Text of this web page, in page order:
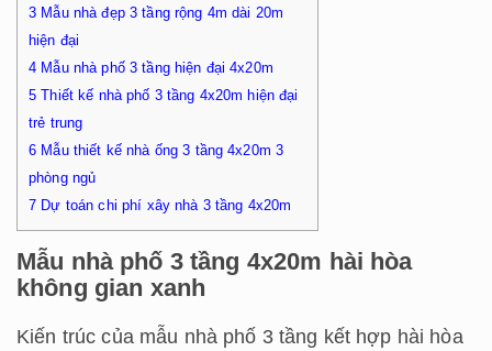
3 Mẫu nhà đẹp 3 tầng rộng 4m dài 20m
hiện đại
4 Mẫu nhà phố 3 tầng hiện đại 4x20m
5 Thiết kế nhà phố 3 tầng 4x20m hiện đại
trẻ trung
6 Mẫu thiết kế nhà ống 3 tầng 4x20m 3
phòng ngủ
7 Dự toán chi phí xây nhà 3 tầng 4x20m
Mẫu nhà phố 3 tầng 4x20m hài hòa
không gian xanh
Kiến trúc của mẫu nhà phố 3 tầng kết hợp hài hòa